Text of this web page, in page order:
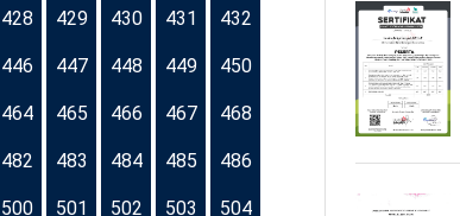
428 429 430 431 432
446 447 448 449 450
464 465 466 467 468
482 483 484 485 486
500 501 502 503 504